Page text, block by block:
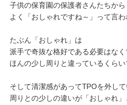
子供の保育園の保護者さんたちから
よく「おしゃれですね～」って言わ
たぶん「おしゃれ」は
派手で奇抜な格好である必要はなく
ほんの少し周りと違っているくらい
そして清潔感があってTPOを外して
周りとの少しの違いが「おしゃれ」